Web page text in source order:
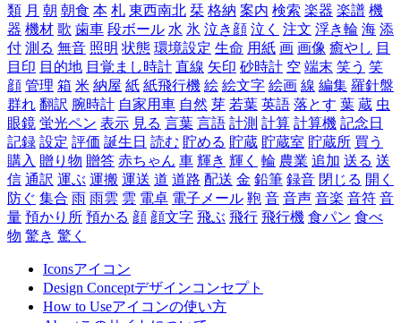
類 月 朝 朝食 本 札 東西南北 栞 格納 案内 検索 楽器 楽譜 機
器 機材 歌 歯車 段ボール 水 氷 泣き顔 泣く 注文 浮き輪 海 添
付 測る 無音 照明 状態 環境設定 生命 用紙 画 画像 癒やし 目
目印 目的地 目覚まし時計 直線 矢印 砂時計 空 端末 笑う 笑
顔 管理 箱 米 納屋 紙 紙飛行機 絵 絵文字 絵画 線 編集 羅針盤
群れ 翻訳 腕時計 自家用車 自然 芽 若葉 英語 落とす 葉 蔵 虫
眼鏡 蛍光ペン 表示 見る 言葉 言語 計測 計算 計算機 記念日
記録 設定 評価 誕生日 読む 貯める 貯蔵 貯蔵室 貯蔵所 買う
購入 贈り物 贈答 赤ちゃん 車 輝き 輝く 輪 農業 追加 送る 送
信 通訳 運ぶ 運搬 運送 道 道路 配送 金 鉛筆 録音 閉じる 開く
防ぐ 集合 雨 雨雲 雲 電卓 電子メール 鞄 音 音声 音楽 音符 音
量 預かり所 預かる 顔 顔文字 飛ぶ 飛行 飛行機 食パン 食べ
物 驚き 驚く
Iconsアイコン
Design Conceptデザインコンセプト
How to Useアイコンの使い方